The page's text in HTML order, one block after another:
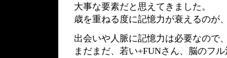
大事な要素だと思えてきました。
歳を重ねる度に記憶力が衰えるのが
出会いや人脈に記憶力は必要なので
まだまだ、若い+FUNさん、脳のフ